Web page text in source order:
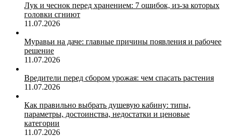
Лук и чеснок перед хранением: 7 ошибок, из-за которых
головки сгниют
11.07.2026
Муравьи на даче: главные причины появления и рабочее
решение
11.07.2026
Вредители перед сбором урожая: чем спасать растения
11.07.2026
Как правильно выбрать душевую кабину: типы,
параметры, достоинства, недостатки и ценовые
категории
11.07.2026